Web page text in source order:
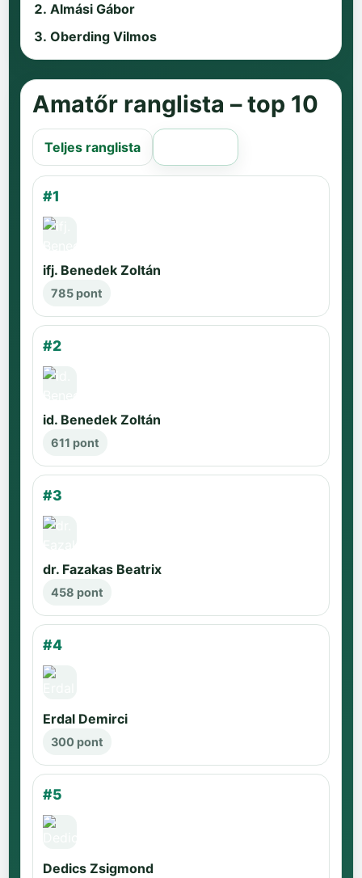
Almási Gábor
Oberding Vilmos
Amatőr ranglista – top 10
Teljes ranglista
#1
ifj. Benedek Zoltán
785 pont
#2
id. Benedek Zoltán
611 pont
#3
dr. Fazakas Beatrix
458 pont
#4
Erdal Demirci
300 pont
#5
Dedics Zsigmond